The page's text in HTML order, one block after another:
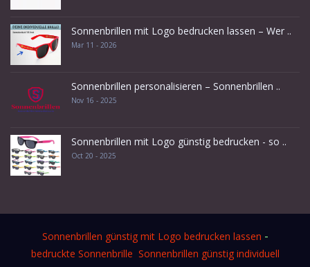
Sonnenbrillen mit Logo bedrucken lassen – Wer ..
Mar 11 - 2026
Sonnenbrillen personalisieren – Sonnenbrillen ..
Nov 16 - 2025
Sonnenbrillen mit Logo günstig bedrucken - so ..
Oct 20 - 2025
Sonnenbrillen günstig mit Logo bedrucken lassen -
bedruckte Sonnenbrille Sonnenbrillen günstig individuell